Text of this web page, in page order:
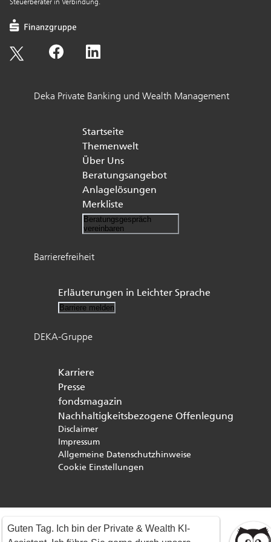
Deka Private Banking und Wealth Management
Startseite
Themenwelt
Über Uns
Beratungsangebot
Anlagelösungen
Merkliste
Beratungsgespräch
vereinbaren
Barrierefreiheit
Erläuterungen in Leichter Sprache
Barriere melden
DEKA-Gruppe
Karriere
Presse
fondsmagazin
Nachhaltigkeitsbezogene Offenlegung
Disclaimer
Impressum
Allgemeine Datenschutzhinweise
Cookie Einstellungen